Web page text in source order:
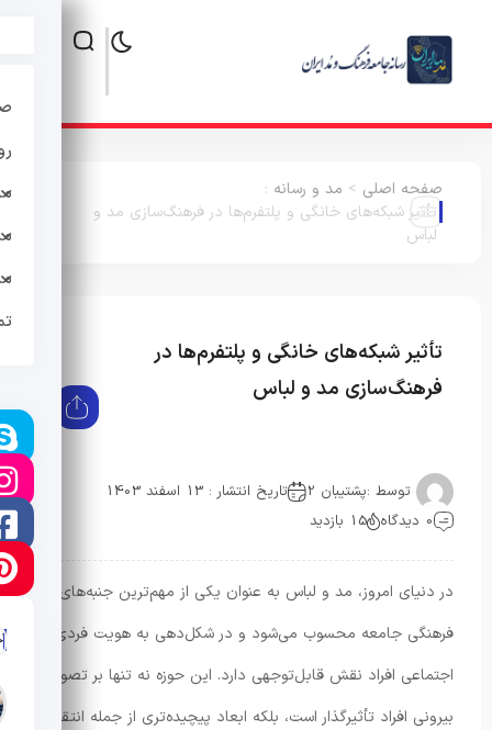
صفحه اصلی > مد و رسانه :
تأثیر شبکه‌های خانگی و پلتفرم‌ها در فرهنگ‌سازی مد و
لباس
تأثیر شبکه‌های خانگی و پلتفرم‌ها در
فرهنگ‌سازی مد و لباس
توسط :پشتیبان 2
تاریخ انتشار : 13 اسفند 1403
0 دیدگاه
15 بازدید
در دنیای امروز، مد و لباس به عنوان یکی از مهم‌ترین جنبه‌های
فرهنگی جامعه محسوب می‌شود و در شکل‌دهی به هویت فردی و
اجتماعی افراد نقش قابل‌توجهی دارد. این حوزه نه تنها بر تصویر
بیرونی افراد تأثیرگذار است، بلکه ابعاد پیچیده‌تری از جمله انتقال